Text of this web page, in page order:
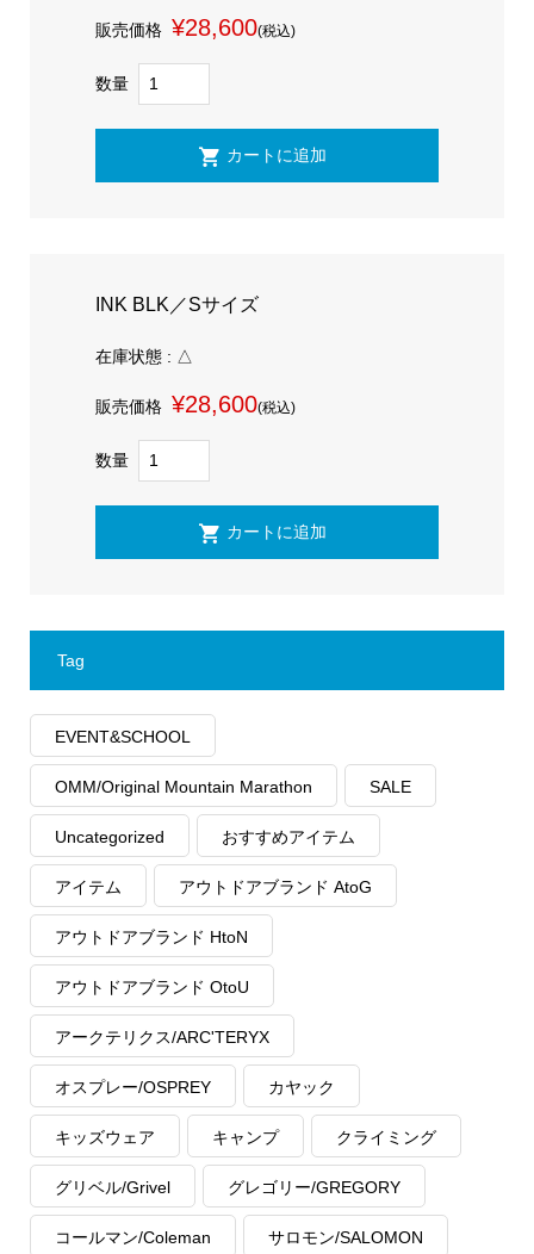
販売価格 ¥28,600(税込)
数量
INK BLK／Sサイズ
在庫状態 : △
販売価格 ¥28,600(税込)
数量
Tag
EVENT&SCHOOL
OMM/Original Mountain Marathon SALE
Uncategorized おすすめアイテム
アイテム アウトドアブランド AtoG
アウトドアブランド HtoN
アウトドアブランド OtoU
アークテリクス/ARC'TERYX
オスプレー/OSPREY カヤック
キッズウェア キャンプ クライミング
グリベル/Grivel グレゴリー/GREGORY
コールマン/Coleman サロモン/SALOMON